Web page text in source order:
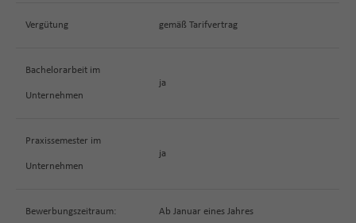
Vergütung gemäß Tarifvertrag
Bachelorarbeit im
Unternehmen
ja
Praxissemester im
Unternehmen
ja
Bewerbungszeitraum: Ab Januar eines Jahres